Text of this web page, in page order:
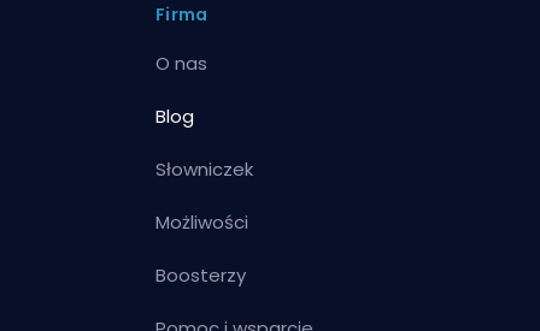
Firma
O nas
Blog
Słowniczek
Możliwości
Boosterzy